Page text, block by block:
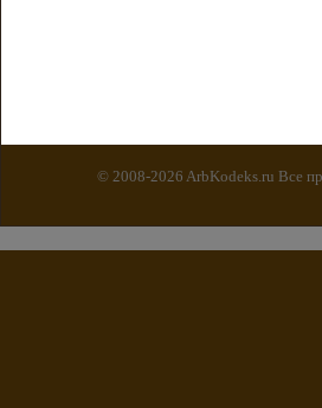
© 2008-2026 ArbKodeks.ru Все